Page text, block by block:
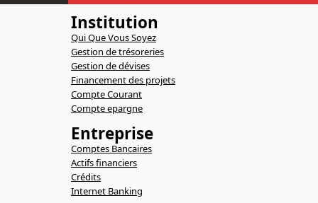
Institution
Qui Que Vous Soyez
Gestion de trésoreries
Gestion de dévises
Financement des projets
Compte Courant
Compte epargne
Entreprise
Comptes Bancaires
Actifs financiers
Crédits
Internet Banking